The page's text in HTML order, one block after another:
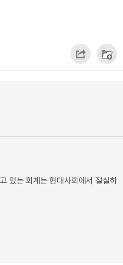
있는 회계는 현대사회에서 절실히